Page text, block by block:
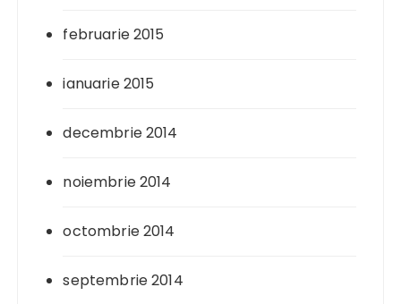
februarie 2015
ianuarie 2015
decembrie 2014
noiembrie 2014
octombrie 2014
septembrie 2014